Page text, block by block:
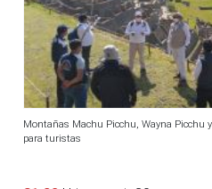
Montañas Machu Picchu, Wayna Picchu
para turistas